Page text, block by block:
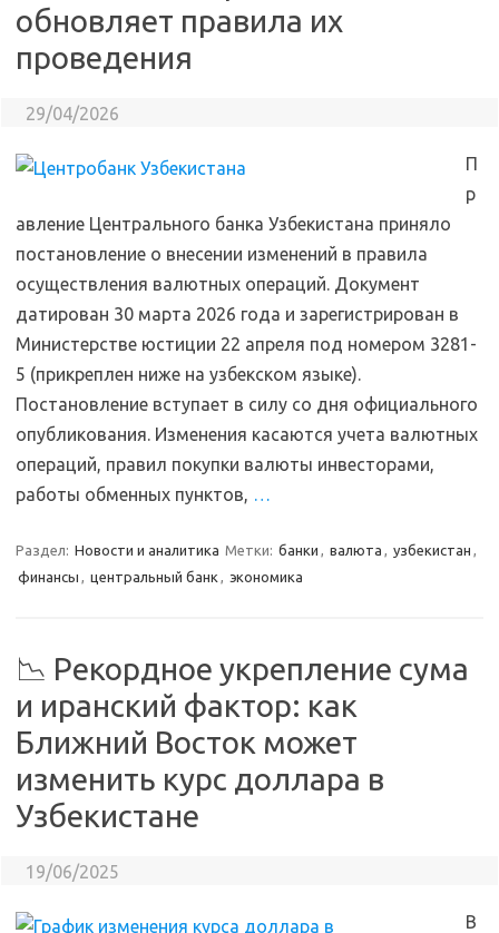
обновляет правила их
проведения
29/04/2026
П
р
авление Центрального банка Узбекистана приняло
постановление о внесении изменений в правила
осуществления валютных операций. Документ
датирован 30 марта 2026 года и зарегистрирован в
Министерстве юстиции 22 апреля под номером 3281-
5 (прикреплен ниже на узбекском языке).
Постановление вступает в силу со дня официального
опубликования. Изменения касаются учета валютных
операций, правил покупки валюты инвесторами,
работы обменных пунктов, …
Раздел: Новости и аналитика Метки: банки , валюта , узбекистан ,
финансы , центральный банк , экономика
📉 Рекордное укрепление сума
и иранский фактор: как
Ближний Восток может
изменить курс доллара в
Узбекистане
19/06/2025
В